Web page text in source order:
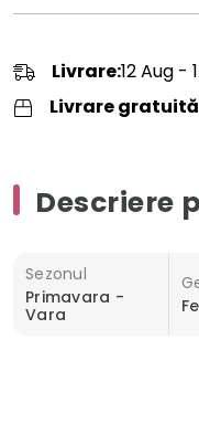
Livrare:12 Aug -
Livrare
Descriere
Sezonul
Primavara -
Vara